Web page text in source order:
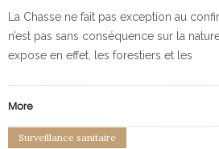
La Chasse ne fait pas exception au
n’est pas sans conséquence sur la
expose en effet, les forestiers et les
More
Surveillance sanitaire